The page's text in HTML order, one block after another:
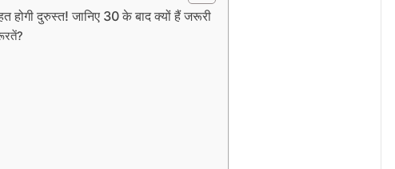
दुरुस्त! जानिए 30 के बाद क्यों हैं जरूरी